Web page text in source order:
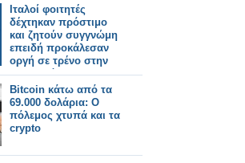
Ιταλοί φοιτητές
δέχτηκαν πρόστιμο
και ζητούν συγγνώμη
επειδή προκάλεσαν
οργή σε τρένο στην
Μπανγκόκ.
Bitcoin κάτω από τα
69.000 δολάρια: Ο
πόλεμος χτυπά και τα
crypto